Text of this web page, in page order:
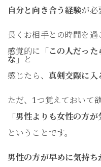
自分と向き合う経験が必
長くお相手との時間を過
感覚的に 「この人だっ
な」 と
感じたら、 真剣交際に入
ただ、1つ覚えておいて
「男性よりも女性の方
ということです。
男性の方が早めに気持ち